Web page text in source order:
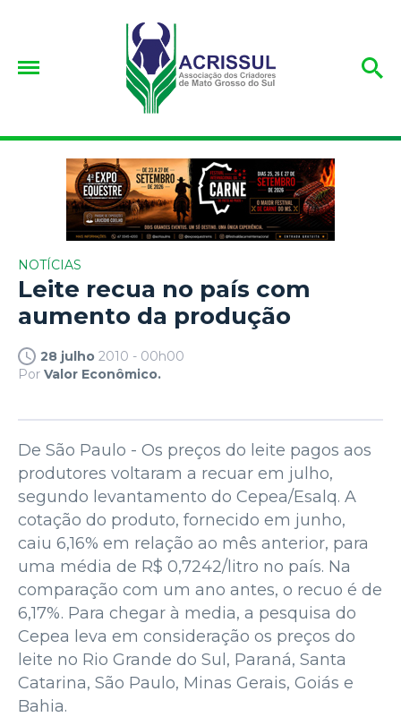
NOTÍCIAS
Leite recua no país com
aumento da produção
28 julho 2010 - 00h00
Por Valor Econômico.
De São Paulo - Os preços do leite pagos aos
produtores voltaram a recuar em julho,
segundo levantamento do Cepea/Esalq. A
cotação do produto, fornecido em junho,
caiu 6,16% em relação ao mês anterior, para
uma média de R$ 0,7242/litro no país. Na
comparação com um ano antes, o recuo é de
6,17%. Para chegar à media, a pesquisa do
Cepea leva em consideração os preços do
leite no Rio Grande do Sul, Paraná, Santa
Catarina, São Paulo, Minas Gerais, Goiás e
Bahia.